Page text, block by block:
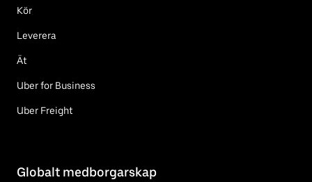
Kör
Leverera
Ät
Uber for Business
Uber Freight
Globalt medborgarskap